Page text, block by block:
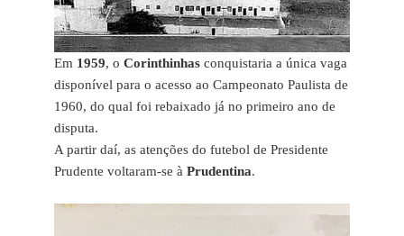
Em 1959, o Corinthinhasconquistaria a única vaga
disponível para o acesso ao Campeonato Paulista de
1960, do qual foi rebaixado já no primeiro ano de
disputa.
A partir daí, as atenções do futebol de Presidente
Prudente voltaram-se à Prudentina.